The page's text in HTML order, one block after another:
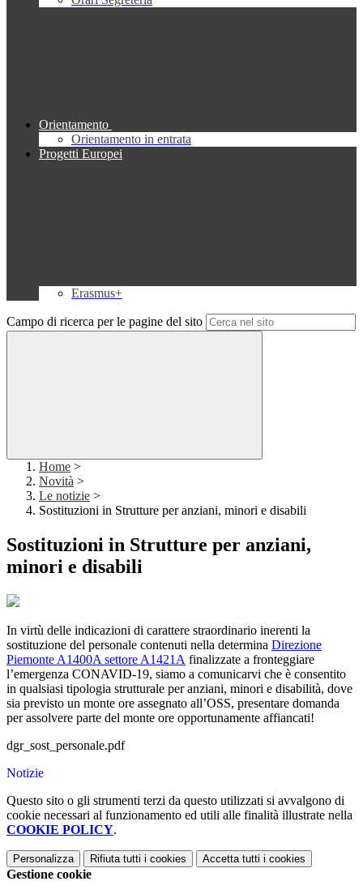
Orientamento
Orientamento in entrata
Progetti Europei
Erasmus+
Campo di ricerca per le pagine del sito
Home >
Novità >
Le notizie >
Sostituzioni in Strutture per anziani, minori e disabili
Sostituzioni in Strutture per anziani,
minori e disabili
In virtù delle indicazioni di carattere straordinario inerenti la
sostituzione del personale contenuti nella determina Direzione
Piemonte A1400A settore A1421A finalizzate a fronteggiare
l’emergenza CONAVID-19, siamo a comunicarvi che è consentito
in qualsiasi tipologia strutturale per anziani, minori e disabilità, dove
sia previsto un monte ore assegnato all’OSS, presentare domanda
per assolvere parte del monte ore opportunamente affiancati!
dgr_sost_personale.pdf
Notizie
Questo sito o gli strumenti terzi da questo utilizzati si avvalgono di
cookie necessari al funzionamento ed utili alle finalità illustrate nella
COOKIE POLICY.
Personalizza Rifiuta tutti i cookies Accetta tutti i cookies
Gestione cookie